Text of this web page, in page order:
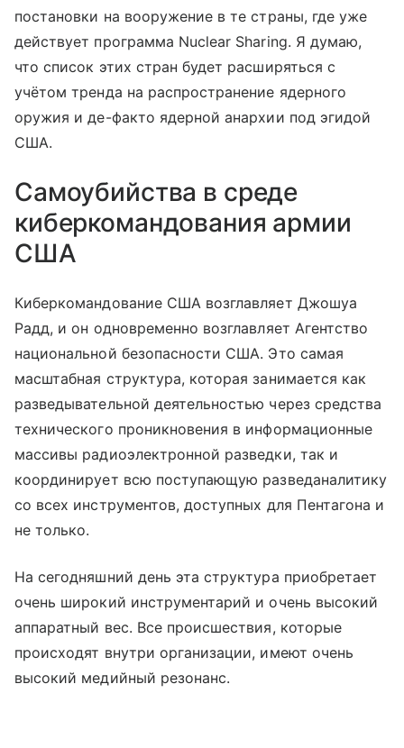
постановки на вооружение в те страны, где уже
действует программа Nuclear Sharing. Я думаю,
что список этих стран будет расширяться с
учётом тренда на распространение ядерного
оружия и де-факто ядерной анархии под эгидой
США.
Самоубийства в среде
киберкомандования армии
США
Киберкомандование США возглавляет Джошуа
Радд, и он одновременно возглавляет Агентство
национальной безопасности США. Это самая
масштабная структура, которая занимается как
разведывательной деятельностью через средства
технического проникновения в информационные
массивы радиоэлектронной разведки, так и
координирует всю поступающую разведаналитику
со всех инструментов, доступных для Пентагона и
не только.
На сегодняшний день эта структура приобретает
очень широкий инструментарий и очень высокий
аппаратный вес. Все происшествия, которые
происходят внутри организации, имеют очень
высокий медийный резонанс.